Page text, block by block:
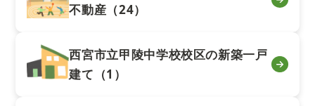
不動産（24）
西宮市立甲陵中学校校区の新築一戸
建て（1）